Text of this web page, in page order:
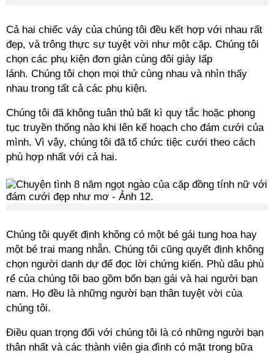
Cả hai chiếc váy của chúng tôi đều kết hợp với nhau rất
đẹp, và trông thực sự tuyệt vời như một cặp. Chúng tôi
chọn các phụ kiện đơn giản cùng đôi giày lấp
lánh. Chúng tôi chọn mọi thứ cùng nhau và nhìn thấy
nhau trong tất cả các phụ kiện.
Chúng tôi đã không tuân thủ bất kì quy tắc hoặc phong
tục truyền thống nào khi lên kế hoạch cho đám cưới của
mình. Vì vậy, chúng tôi đã tổ chức tiệc cưới theo cách
phù hợp nhất với cả hai.
Chúng tôi quyết định không có một bé gái tung hoa hay
một bé trai mang nhẫn. Chúng tôi cũng quyết định không
chọn người danh dự để đọc lời chứng kiến. Phù dâu phù
rể của chúng tôi bao gồm bốn bạn gái và hai người bạn
nam. Họ đều là những người bạn thân tuyệt vời của
chúng tôi.
Điều quan trọng đối với chúng tôi là có những người bạn
thân nhất và các thành viên gia đình có mặt trong bữa